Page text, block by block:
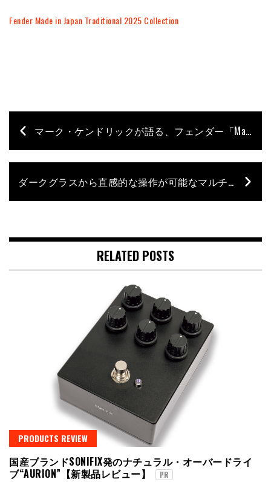
Fender Made in Japan Traditional 2025 Collection
マーク・ケンドリックが語る、フェンダー「Made in Japan Traditional」シリーズに流れるDNAと哲学
ダークグラスから直感的な操作が可能なマルチ・エフェクター「ANAGRAM」が登場。
RELATED POSTS
PRODUCTS REVIEW
国産ブランドSONIFIX発のナチュラル・オーバードライ
ブ“AURION”【新製品レビュー】
PR